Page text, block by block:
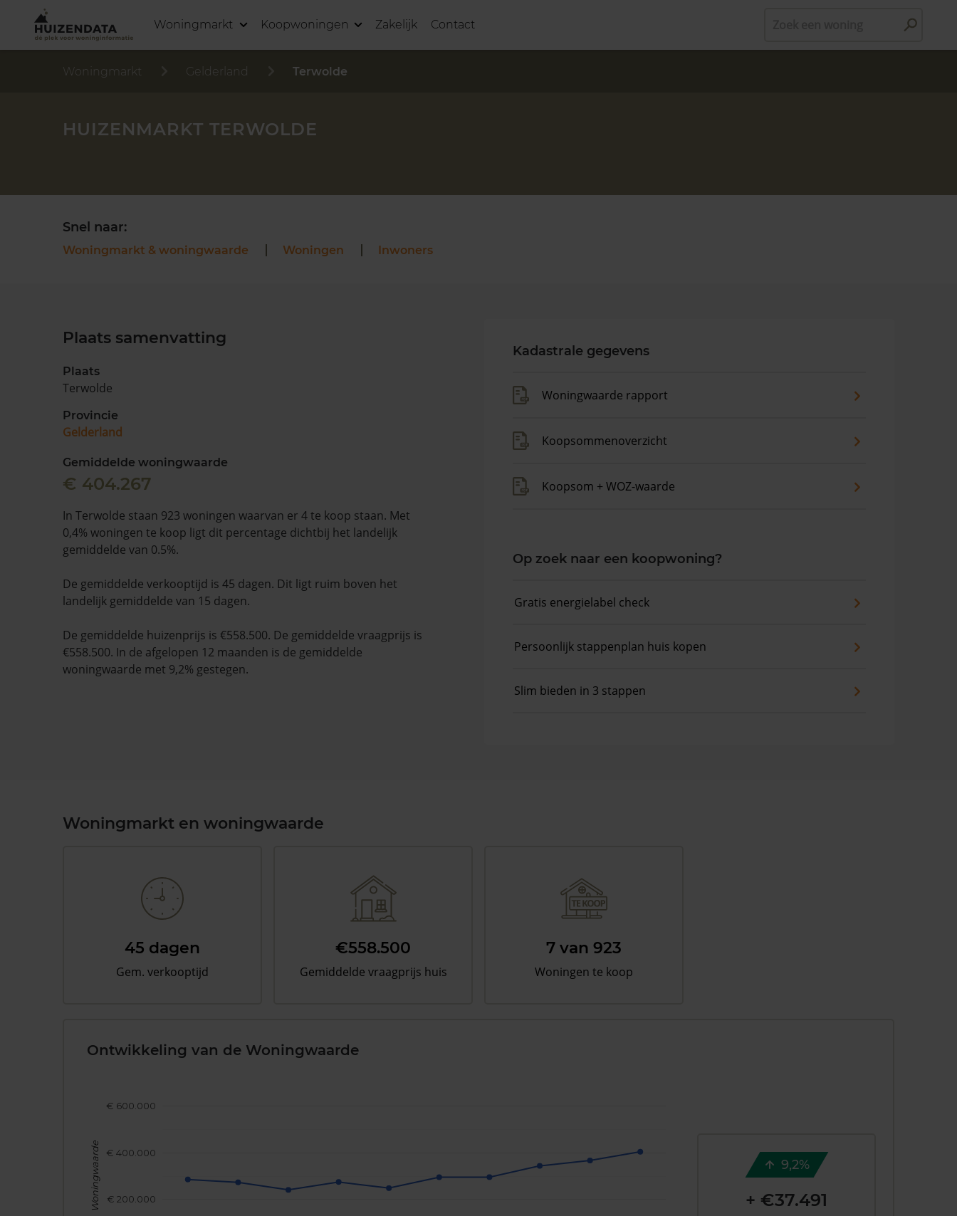
Woningmarkt Koopwoningen Zakelijk Contact
Woningmarkt Gelderland Terwolde
HUIZENMARKT TERWOLDE
Snel naar:
Woningmarkt & woningwaarde Woningen Inwoners
Plaats samenvatting
Plaats
Terwolde
Provincie
Gelderland
Gemiddelde woningwaarde
€ 404.267
In Terwolde staan 923 woningen waarvan er 4 te koop staan. Met
0,4% woningen te koop ligt dit percentage dichtbij het landelijk
gemiddelde van 0.5%.
De gemiddelde verkooptijd is 45 dagen. Dit ligt ruim boven het
landelijk gemiddelde van 15 dagen.
De gemiddelde huizenprijs is €558.500. De gemiddelde vraagprijs is
€558.500. In de afgelopen 12 maanden is de gemiddelde
woningwaarde met 9,2% gestegen.
Kadastrale gegevens
Woningwaarde rapport
Koopsommenoverzicht
Koopsom + WOZ-waarde
Op zoek naar een koopwoning?
Gratis energielabel check
Persoonlijk stappenplan huis kopen
Slim bieden in 3 stappen
Woningmarkt en woningwaarde
45 dagen
Gem. verkooptijd
€558.500
Gemiddelde vraagprijs huis
7 van 923
Woningen te koop
Ontwikkeling van de Woningwaarde
€ 200.000
€ 400.000
€ 600.000
Woningwaarde 9,2%
+ €37.491